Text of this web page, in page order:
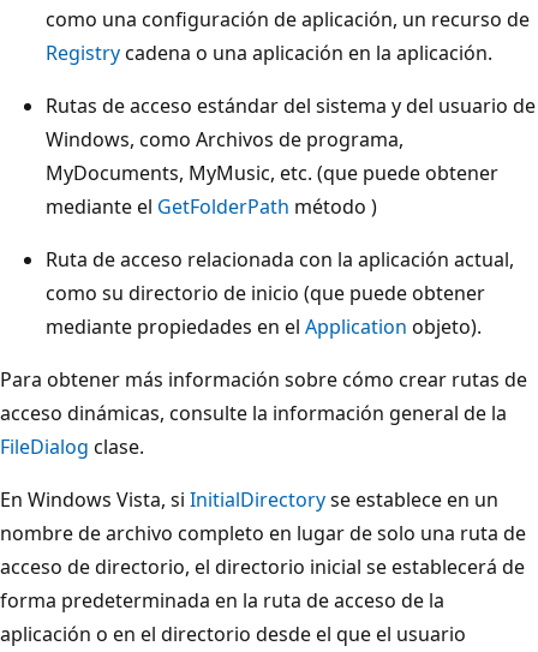
como una configuración de aplicación, un recurso de
Registrycadena o una aplicación en la aplicación.
Rutas de acceso estándar del sistema y del usuario de
Windows, como Archivos de programa,
MyDocuments, MyMusic, etc. (que puede obtener
mediante el GetFolderPath método )
Ruta de acceso relacionada con la aplicación actual,
como su directorio de inicio (que puede obtener
mediante propiedades en el Application objeto).
Para obtener más información sobre cómo crear rutas de
acceso dinámicas, consulte la información general de la
FileDialog clase.
En Windows Vista, si InitialDirectoryse establece en un
nombre de archivo completo en lugar de solo una ruta de
acceso de directorio, el directorio inicial se establecerá de
forma predeterminada en la ruta de acceso de la
aplicación o en el directorio desde el que el usuario